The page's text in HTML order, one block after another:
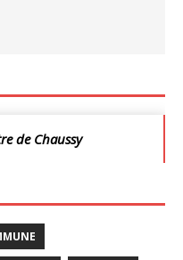
de Chaussy